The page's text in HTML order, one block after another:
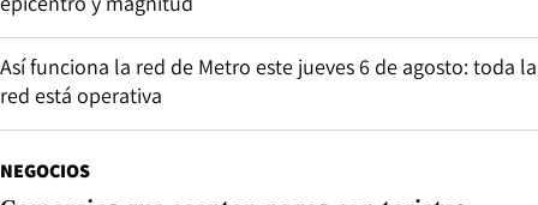
Así funciona la red de Metro este jueves 6 de agosto: toda la
red está operativa
NEGOCIOS